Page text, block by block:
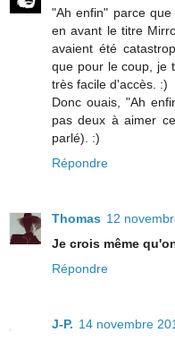
"Ah enfin" parce
en avant le titre
avaient été
que pour le coup, je
très facile d'accès. :)
Donc ouais, "Ah
pas deux à aimer
parlé). :)
Répondre
Thomas 12
Je crois même
Répondre
J-P. 14 novembre